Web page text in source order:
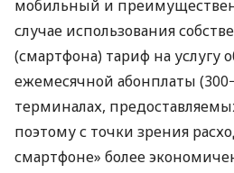
мобильный и
случае использования
(смартфона) тариф на услугу
ежемесячной абонплаты
терминалах,
поэтому с точки зрения
смартфоне» более